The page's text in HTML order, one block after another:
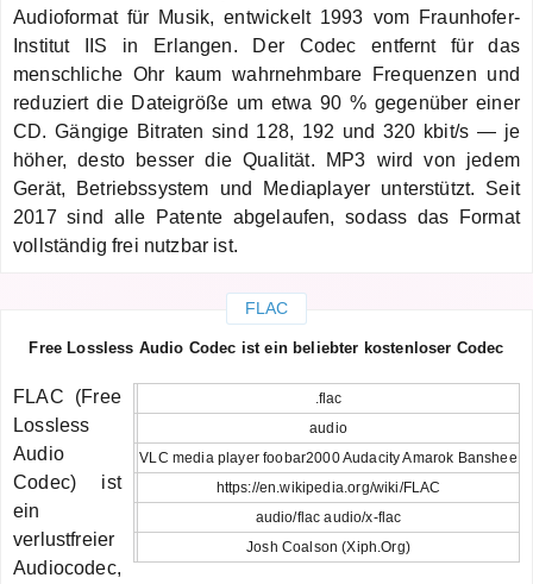
Audioformat für Musik, entwickelt 1993 vom Fraunhofer-
Institut IIS in Erlangen. Der Codec entfernt für das
menschliche Ohr kaum wahrnehmbare Frequenzen und
reduziert die Dateigröße um etwa 90 % gegenüber einer
CD. Gängige Bitraten sind 128, 192 und 320 kbit/s — je
höher, desto besser die Qualität. MP3 wird von jedem
Gerät, Betriebssystem und Mediaplayer unterstützt. Seit
2017 sind alle Patente abgelaufen, sodass das Format
vollständig frei nutzbar ist.
FLAC
Free Lossless Audio Codec ist ein beliebter kostenloser Codec
.flac
audio
VLC media player foobar2000 Audacity Amarok Banshee
https://en.wikipedia.org/wiki/FLAC
audio/flac audio/x-flac
Josh Coalson (Xiph.Org)
FLAC (Free
Lossless
Audio
Codec) ist
ein
verlustfreier
Audiocodec,